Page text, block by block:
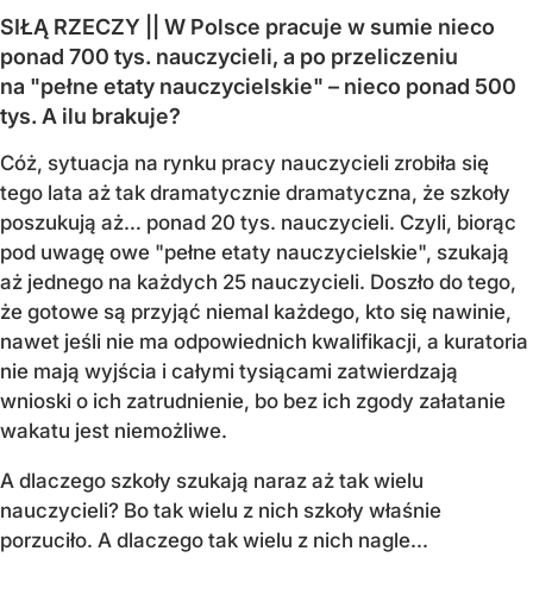
SIŁĄ RZECZY || W Polsce pracuje w sumie nieco
ponad 700 tys. nauczycieli, a po przeliczeniu
na "pełne etaty nauczycielskie" – nieco ponad 500
tys. A ilu brakuje?
Cóż, sytuacja na rynku pracy nauczycieli zrobiła się
tego lata aż tak dramatycznie dramatyczna, że szkoły
poszukują aż… ponad 20 tys. nauczycieli. Czyli, biorąc
pod uwagę owe "pełne etaty nauczycielskie", szukają
aż jednego na każdych 25 nauczycieli. Doszło do tego,
że gotowe są przyjąć niemal każdego, kto się nawinie,
nawet jeśli nie ma odpowiednich kwalifikacji, a kuratoria
nie mają wyjścia i całymi tysiącami zatwierdzają
wnioski o ich zatrudnienie, bo bez ich zgody załatanie
wakatu jest niemożliwe.
A dlaczego szkoły szukają naraz aż tak wielu
nauczycieli? Bo tak wielu z nich szkoły właśnie
porzuciło. A dlaczego tak wielu z nich nagle...